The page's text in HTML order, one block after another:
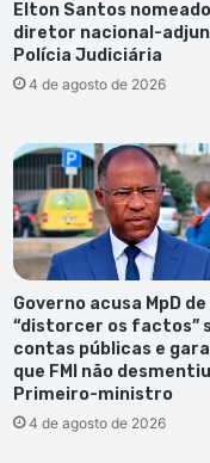
Elton Santos nomeado
diretor nacional-
Polícia Judiciária
4 de agosto de 2026
Governo acusa MpD de
“distorcer os factos”
contas públicas e
que FMI não desmentiu
Primeiro-ministro
4 de agosto de 2026